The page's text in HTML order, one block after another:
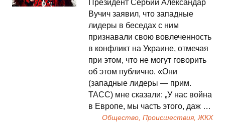
Президент Сербии Александар
Вучич заявил, что западные
лидеры в беседах с ним
признавали свою вовлеченность
в конфликт на Украине, отмечая
при этом, что не могут говорить
об этом публично. «Они
(западные лидеры — прим.
ТАСС) мне сказали: „У нас война
в Европе, мы часть этого, даж …
Общество, Происшествия, ЖКХ